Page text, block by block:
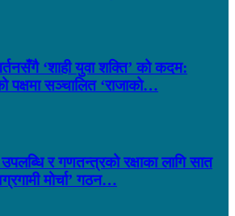
‘शाही युवा शक्ति’ को कदम:
पक्षमा सञ्चालित ‘राजाको…
र गणतन्त्रको रक्षाका लागि सात
मोर्चा’ गठन…